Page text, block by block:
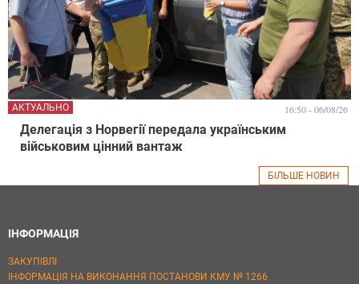
Делегація з Норвегії передала українським
військовим цінний вантаж
АКТУАЛЬНО 16:50 - 06/08/26
БІЛЬШЕ НОВИН
ІНФОРМАЦІЯ
ЗАКУПІВЛІ
ІНФОРМАЦІЯ НА ВИКОНАННЯ ПОСТАНОВИ КМУ № 1266